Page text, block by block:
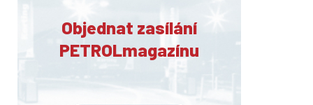
Objednat zasílání
PETROLmagazínu